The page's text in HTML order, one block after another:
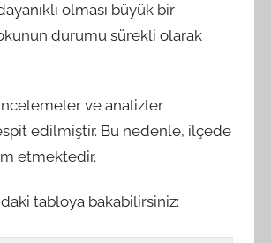
olması büyük bir
durumu sürekli olarak
incelemeler ve analizler
edilmiştir. Bu nedenle, ilçede
etmektedir.
tabloya bakabilirsiniz: